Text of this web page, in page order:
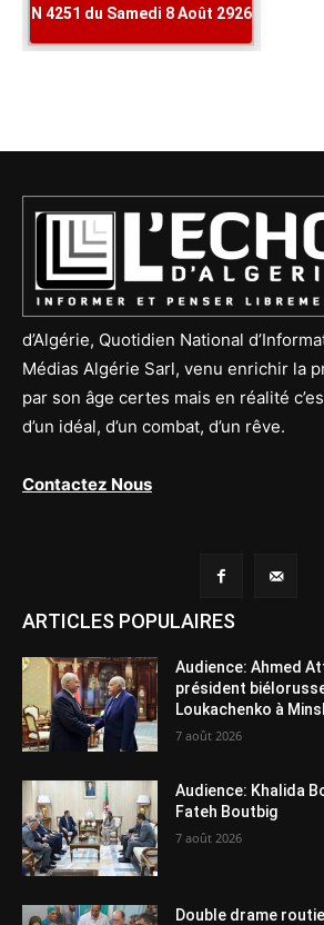
d’Algérie, Quotidien National
Médias Algérie Sarl, venu enrichir la
par son âge certes mais en réalité
d’un idéal, d’un combat, d’un rêve.
Contactez Nous
ARTICLES POPULAIRES
Audience: Ahmed
président
Loukachenko à
7 août 2026
Audience: Khalida
Fateh Boutbig
7 août 2026
Double drame